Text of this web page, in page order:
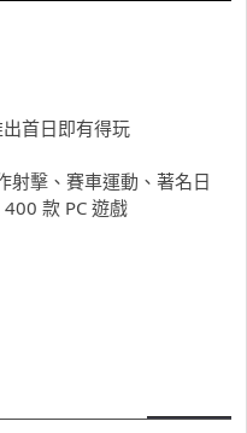
首日即有得玩
射擊、賽車運動、著名日
款 PC 遊戲